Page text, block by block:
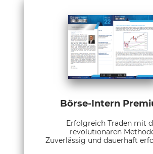
Börse-Intern
Erfolgreich Traden mit
revolutionären
Zuverlässig und dauerhaft